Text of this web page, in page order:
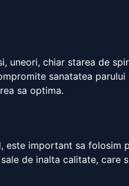
uneori, chiar starea de
sanatatea parului
sa optima.
important sa folosim
de inalta calitate, care